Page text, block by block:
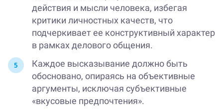
действия и мысли человека, избегая
критики личностных качеств, что
подчеркивает ее конструктивный характер
в рамках делового общения.
Каждое высказывание должно быть
обосновано, опираясь на объективные
аргументы, исключая субъективные
«вкусовые предпочтения».